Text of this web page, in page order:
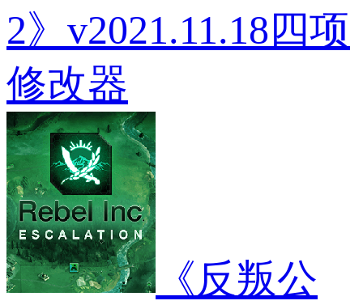
2》v2021.11.18四项
修改器
《反叛公